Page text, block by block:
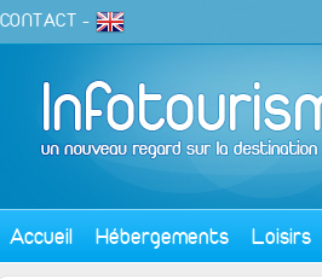
CONTACT -
Accueil Hébergements Loisirs